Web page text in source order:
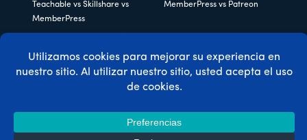
Teachable vs Skillshare vs
MemberPress
MemberPress vs Patreon
amantes de la cocina
restaurantes
MemberPress para expertos
MemberPress para
profesionales del fitness
MemberPress para Life MemberPress para